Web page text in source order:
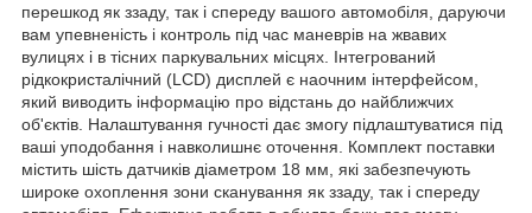
перешкод як ззаду, так і спереду вашого автомобіля, даруючи
вам упевненість і контроль під час маневрів на жвавих
вулицях і в тісних паркувальних місцях. Інтегрований
рідкокристалічний (LCD) дисплей є наочним інтерфейсом,
який виводить інформацію про відстань до найближчих
об'єктів. Налаштування гучності дає змогу підлаштуватися під
ваші уподобання і навколишнє оточення. Комплект поставки
містить шість датчиків діаметром 18 мм, які забезпечують
широке охоплення зони сканування як ззаду, так і спереду